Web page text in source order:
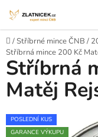
Domů
/Stříbrné mince ČNB /
Stříbrná mince 200 Kč
Stříbrná
Matěj
POSLEDNÍ KUS
GARANCE VÝKUPU